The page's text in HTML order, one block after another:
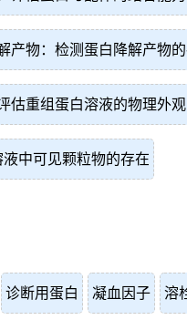
产物：检测蛋白降解产物
估重组蛋白溶液的物理外观
中可见颗粒物的存在
诊断用蛋白 凝血因子 溶